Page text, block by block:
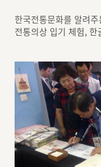
한국전통문화를 알려
전통의상 입기 체험,